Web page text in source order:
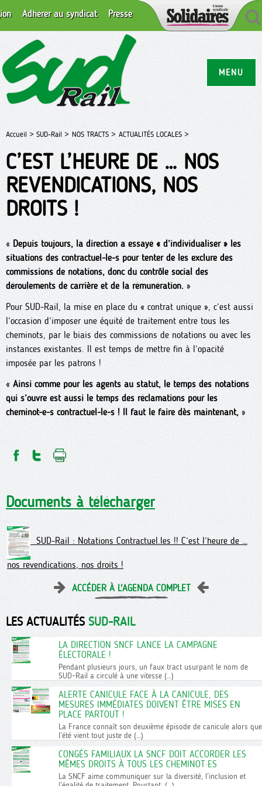
MENU
Adhérer au syndicat Presse
Accueil > SUD-Rail > NOS TRACTS > ACTUALITÉS LOCALES >
C’EST L’HEURE DE … NOS
REVENDICATIONS, NOS
DROITS !
« Depuis toujours, la direction a essayé « d’individualiser » les
situations des contractuel-le-s pour tenter de les exclure des
commissions de notations, donc du contrôle social des
déroulements de carrière et de la rémunération. »
Pour SUD-Rail, la mise en place du « contrat unique », c’est aussi
l’occasion d’imposer une équité de traitement entre tous les
cheminots, par le biais des commissions de notations ou avec les
instances existantes. Il est temps de mettre fin à l’opacité
imposée par les patrons !
« Ainsi comme pour les agents au statut, le temps des notations
qui s’ouvre est aussi le temps des réclamations pour les
cheminot-e-s contractuel-le-s ! Il faut le faire dès maintenant, »
Documents à télécharger
SUD-Rail : Notations Contractuel.les !! C’est l’heure de …
nos revendications, nos droits !
ACCÉDER À L'AGENDA COMPLET
LES ACTUALITÉS SUD-RAIL
LA DIRECTION SNCF LANCE LA CAMPAGNE
ÉLECTORALE !
Pendant plusieurs jours, un faux tract usurpant le nom de
SUD-Rail a circulé à une vitesse (…)
ALERTE CANICULE FACE À LA CANICULE, DES
MESURES IMMÉDIATES DOIVENT ÊTRE MISES EN
PLACE PARTOUT !
La France connaît son deuxième épisode de canicule alors que
l’été vient tout juste de (…)
CONGÉS FAMILIAUX LA SNCF DOIT ACCORDER LES
MÊMES DROITS À TOUS LES CHEMINOT·ES
La SNCF aime communiquer sur la diversité, l’inclusion et